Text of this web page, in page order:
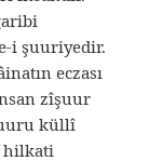
i şuuriyedir.
eczası
zîşuur
küllî
hilkati